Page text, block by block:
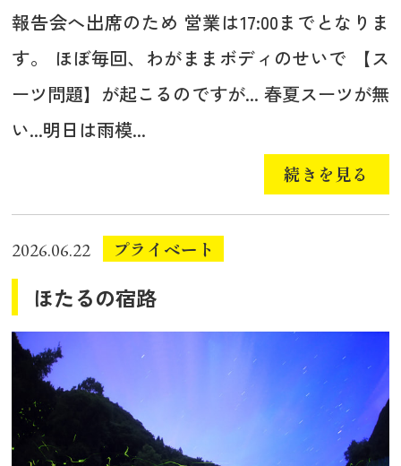
報告会へ出席のため 営業は17:00までとなりま
す。 ほぼ毎回、わがままボディのせいで 【ス
ーツ問題】が起こるのですが... 春夏スーツが無
い...明日は雨模...
続きを見る
2026.06.22 プライベート
ほたるの宿路